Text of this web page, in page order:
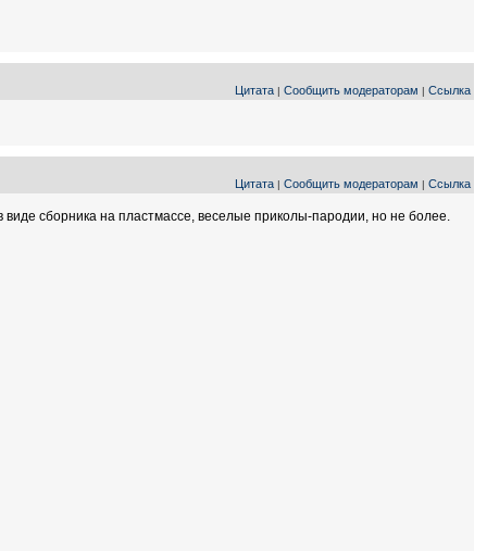
Цитата | Сообщить модераторам | Ссылка
Цитата | Сообщить модераторам | Ссылка
сборника на пластмассе, веселые приколы-пародии, но не более.